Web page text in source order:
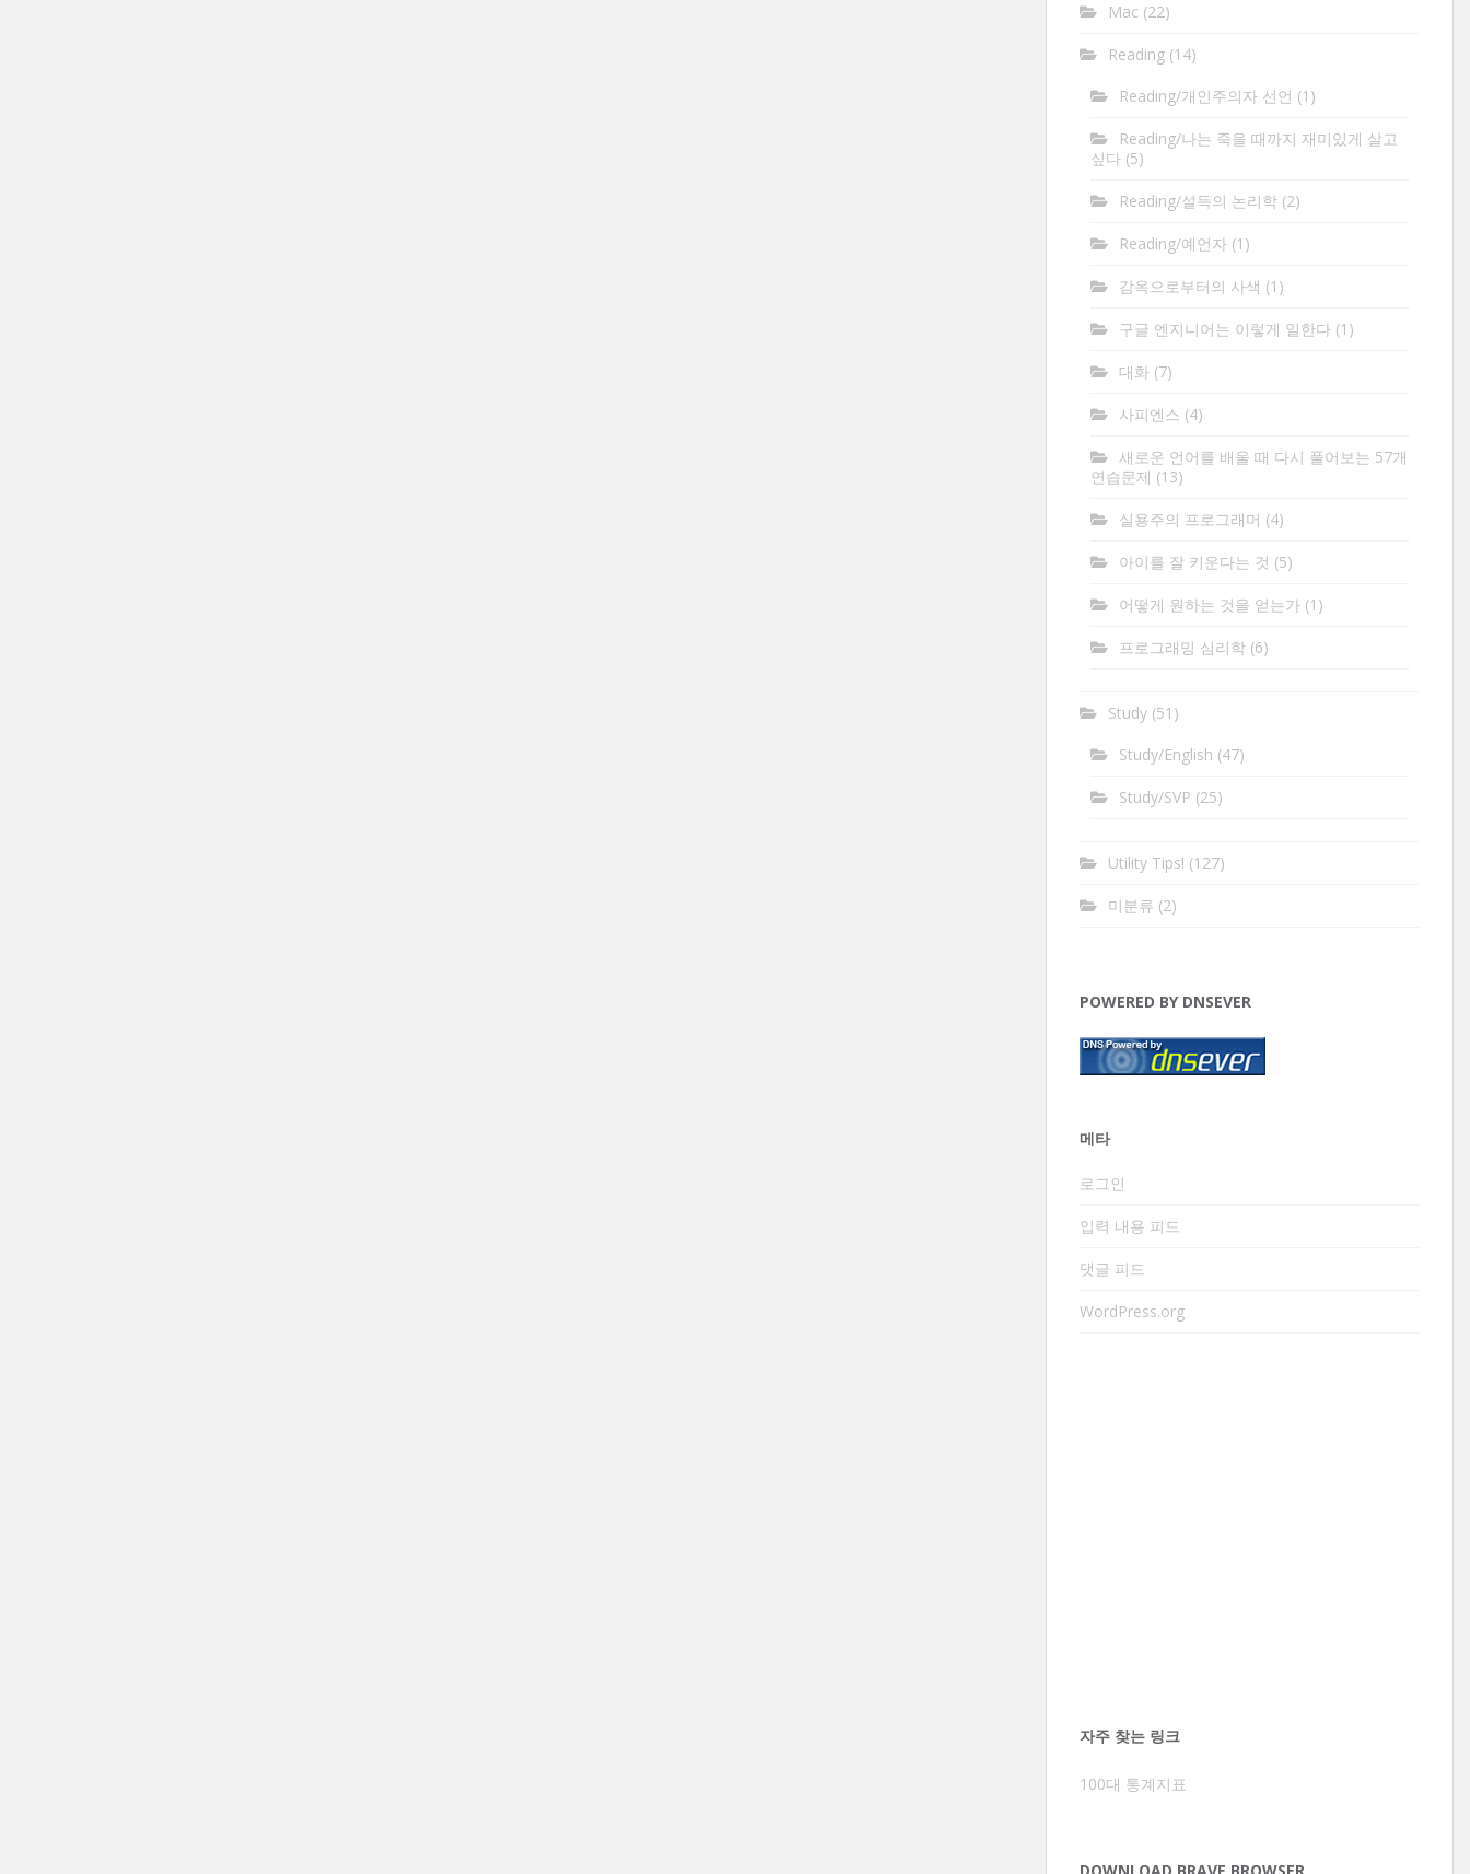
Mac (22)
Reading(14)
Reading/개인주의자 선언 (1)
Reading/나는 죽을 때까지 재미있게 살고
싶다(5)
Reading/설득의 논리학(2)
Reading/예언자(1)
감옥으로부터의 사색 (1)
구글 엔지니어는 이렇게 일한다(1)
대화(7)
사피엔스 (4)
새로운 언어를 배울 때 다시 풀어보는 57개
연습문제 (13)
실용주의 프로그래머 (4)
아이를 잘 키운다는 것 (5)
어떻게 원하는 것을 얻는가(1)
프로그래밍 심리학(6)
Study(51)
Study/English (47)
Study/SVP (25)
Utility Tips! (127)
미분류 (2)
POWERED BY DNSEVER
메타
로그인
입력 내용 피드
댓글 피드
WordPress.org
자주 찾는 링크
100대 통계지표